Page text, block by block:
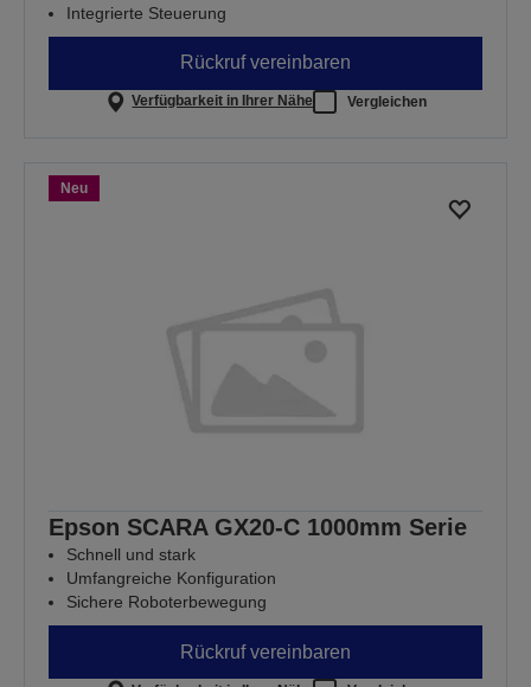
Integrierte Steuerung
Rückruf vereinbaren
Verfügbarkeit in Ihrer Nähe Vergleichen
Neu
Epson SCARA GX20-C 1000mm Serie
Schnell und stark
Umfangreiche Konfiguration
Sichere Roboterbewegung
Rückruf vereinbaren